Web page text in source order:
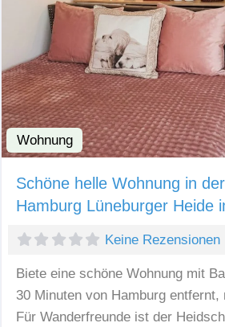
Wohnung
Schöne helle Wohnung in
Hamburg Lüneburger Heide
Keine Rezensionen
Biete eine schöne Wohnung mit
30 Minuten von Hamburg entfernt,
Für Wanderfreunde ist der